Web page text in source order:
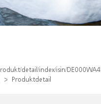
detail/index/isin/
Produktdetail